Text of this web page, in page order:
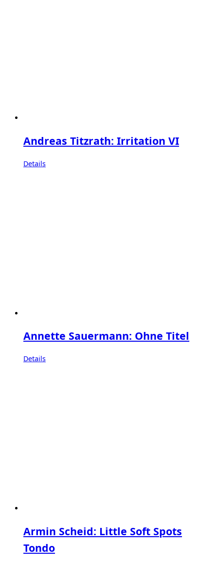
Andreas Titzrath: Irritation VI
Details
Annette Sauermann: Ohne Titel
Details
Armin Scheid: Little Soft Spots
Tondo